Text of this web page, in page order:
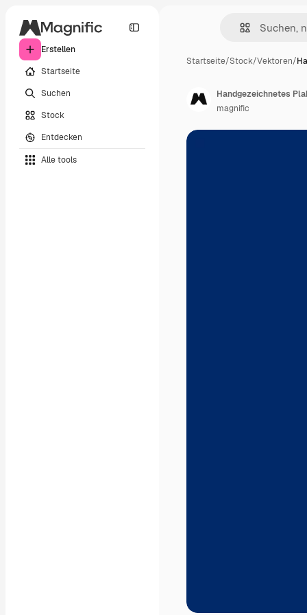
Erstellen
Startseite
Suchen
Stock
Entdecken
Alle tools
Startseite/Stock/Vektoren/
Handgezeichnetes
magnific